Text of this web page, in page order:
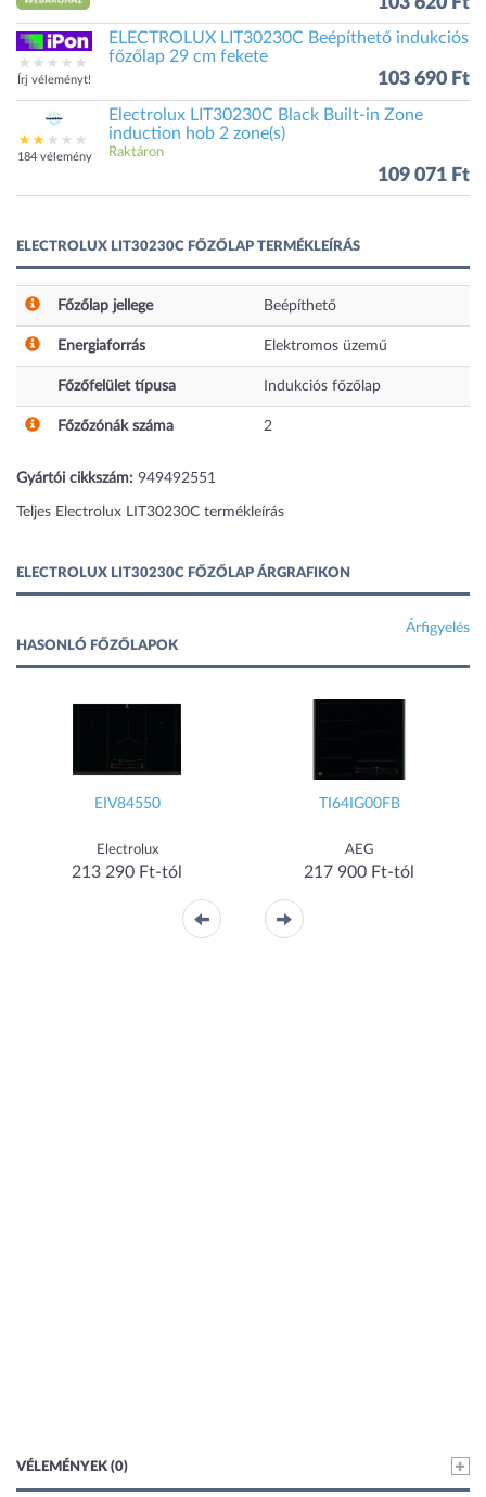
Írj véleményt!
ELECTROLUX LIT30230C Beépíthető indukciós
főzőlap 29 cm fekete
103 690 Ft
184 vélemény
Electrolux LIT30230C Black Built-in Zone
induction hob 2 zone(s)
Raktáron
109 071 Ft
ELECTROLUX LIT30230C FŐZŐLAP TERMÉKLEÍRÁS
Főzőlap jellege Beépíthető
Energiaforrás Elektromos üzemű
Főzőfelület típusa Indukciós főzőlap
Főzőzónák száma 2
Gyártói cikkszám: 949492551
Teljes Electrolux LIT30230C termékleírás
ELECTROLUX LIT30230C FŐZŐLAP ÁRGRAFIKON
Árfigyelés
HASONLÓ FŐZŐLAPOK
EIV84550
Electrolux
213 290 Ft-tól
TI64IG00FB
AEG
217 900 Ft-tól
VÉLEMÉNYEK (0)